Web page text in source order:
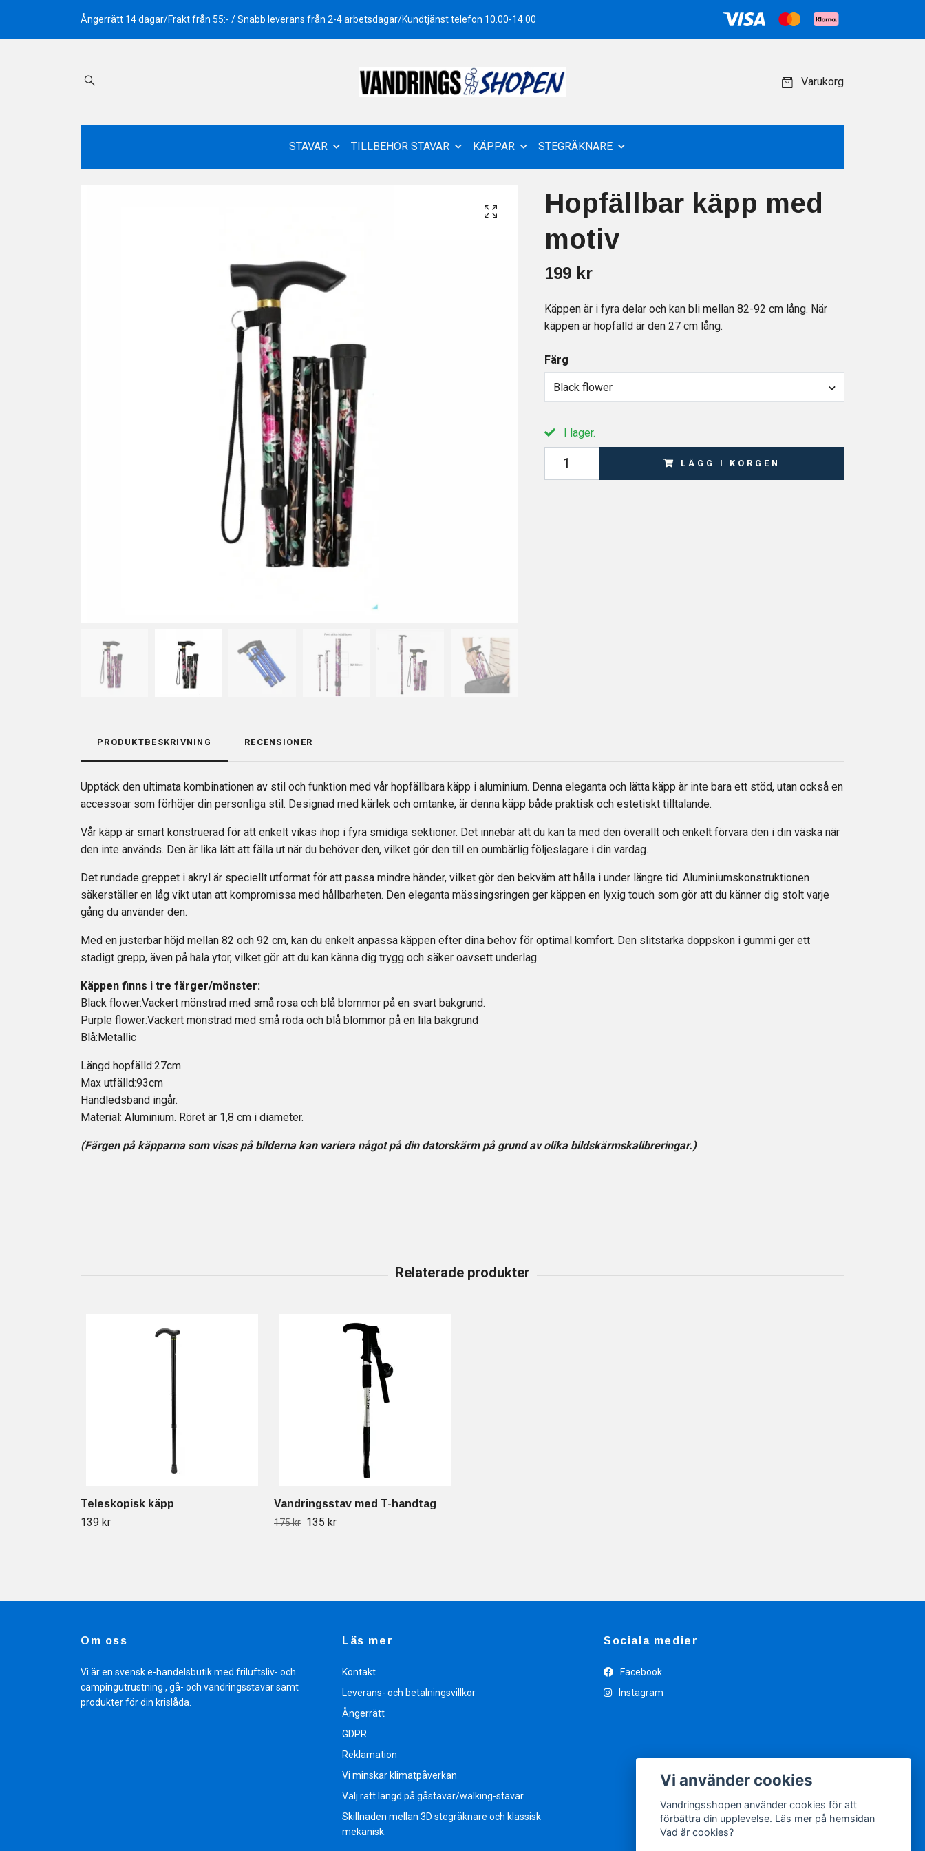
Ångerrätt 14 dagar/Frakt från 55:- / Snabb leverans från 2-4 arbetsdagar/Kundtjänst telefon 10.00-14.00
Varukorg
STAVAR TILLBEHÖR STAVAR KÄPPAR STEGRÄKNARE
Hopfällbar käpp med
motiv
199 kr
Käppen är i fyra delar och kan bli mellan 82-92 cm lång. När
käppen är hopfälld är den 27 cm lång.
Färg
Black flower
I lager.
LÄGG I KORGEN
PRODUKTBESKRIVNING RECENSIONER
Upptäck den ultimata kombinationen av stil och funktion med vår hopfällbara käpp i aluminium. Denna eleganta och lätta käpp är inte bara ett stöd, utan också en
accessoar som förhöjer din personliga stil. Designad med kärlek och omtanke, är denna käpp både praktisk och estetiskt tilltalande.
Vår käpp är smart konstruerad för att enkelt vikas ihop i fyra smidiga sektioner. Det innebär att du kan ta med den överallt och enkelt förvara den i din väska när
den inte används. Den är lika lätt att fälla ut när du behöver den, vilket gör den till en oumbärlig följeslagare i din vardag.
Det rundade greppet i akryl är speciellt utformat för att passa mindre händer, vilket gör den bekväm att hålla i under längre tid. Aluminiumskonstruktionen
säkerställer en låg vikt utan att kompromissa med hållbarheten. Den eleganta mässingsringen ger käppen en lyxig touch som gör att du känner dig stolt varje
gång du använder den.
Med en justerbar höjd mellan 82 och 92 cm, kan du enkelt anpassa käppen efter dina behov för optimal komfort. Den slitstarka doppskon i gummi ger ett
stadigt grepp, även på hala ytor, vilket gör att du kan känna dig trygg och säker oavsett underlag.
Käppen finns i tre färger/mönster:
Black flower:Vackert mönstrad med små rosa och blå blommor på en svart bakgrund.
Purple flower:Vackert mönstrad med små röda och blå blommor på en lila bakgrund
Blå:Metallic
Längd hopfälld:27cm
Max utfälld:93cm
Handledsband ingår.
Material: Aluminium. Röret är 1,8 cm i diameter.
(Färgen på käpparna som visas på bilderna kan variera något på din datorskärm på grund av olika bildskärmskalibreringar.)
Teleskopisk käpp
139 kr
Vandringsstav med T-handtag
175 kr 135 kr
Om oss
Vi är en svensk e-handelsbutik med friluftsliv- och
campingutrustning , gå- och vandringsstavar samt
produkter för din krislåda.
Läs mer
Kontakt
Leverans- och betalningsvillkor
Ångerrätt
GDPR
Reklamation
Vi minskar klimatpåverkan
Välj rätt längd på gåstavar/walking-stavar
Skillnaden mellan 3D stegräknare och klassisk
mekanisk.
Sociala medier
Facebook
Instagram
Vi använder cookies
Vandringsshopen använder cookies för att
förbättra din upplevelse. Läs mer på hemsidan
Vad är cookies?